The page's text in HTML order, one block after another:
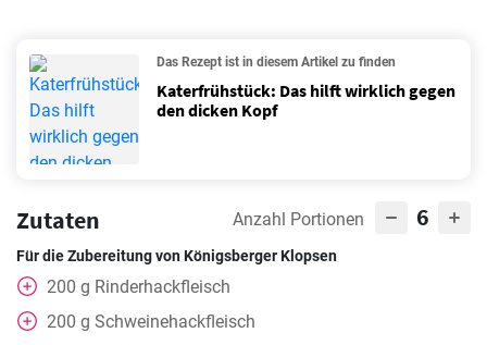
Das Rezept ist in diesem Artikel zu finden
Katerfrühstück: Das hilft wirklich gegen
den dicken Kopf
Zutaten Anzahl Portionen 6
Für die Zubereitung von Königsberger Klopsen
200 g Rinderhackfleisch
200 g Schweinehackfleisch